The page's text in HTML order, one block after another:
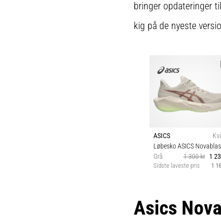
bringer opdateringer
kig på de nyeste
ASICS
Løbesko ASICS
Grå
1 300 kr 1
Sidste laveste pris 1
40½ 41½ 42 42½
Asics